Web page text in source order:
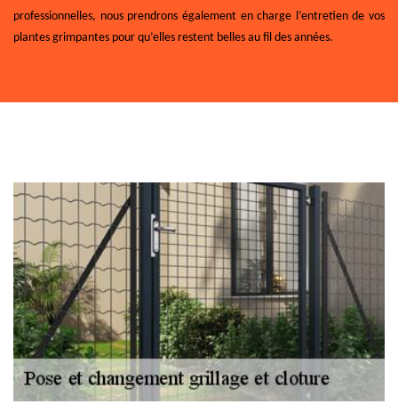
professionnelles, nous prendrons également en charge l’entretien de vos
plantes grimpantes pour qu’elles restent belles au fil des années.